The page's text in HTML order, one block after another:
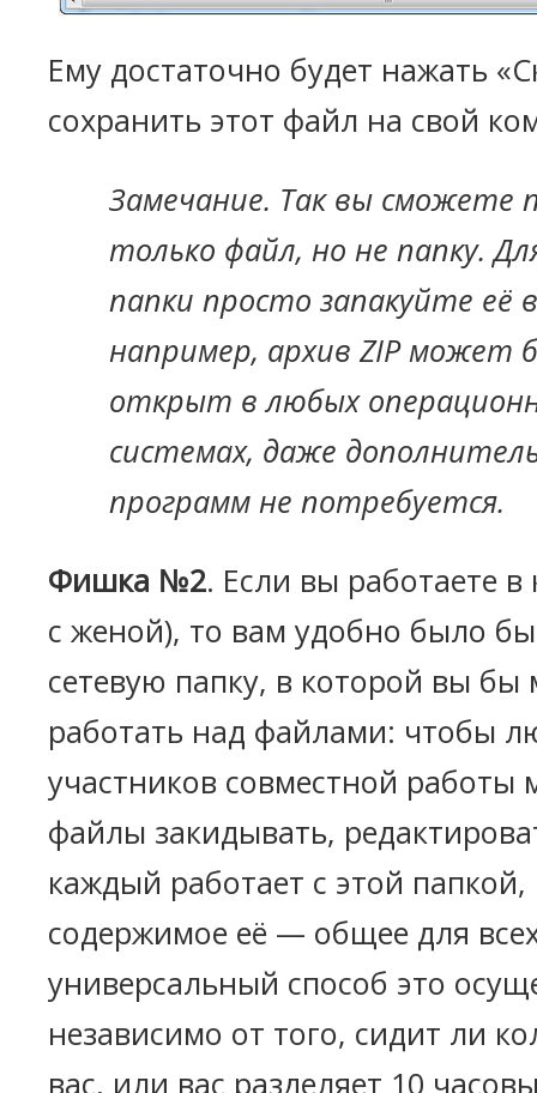
Ему достаточно будет нажать
сохранить этот файл на свой
Замечание. Так вы сможете
только файл, но не папку.
папки просто запакуйте её
например, архив ZIP может
открыт в любых
системах, даже
программ не потребуется.
Фишка №2. Если вы работаете
с женой), то вам удобно было
сетевую папку, в которой вы бы
работать над файлами: чтобы
участников совместной работы
файлы закидывать,
каждый работает с этой папкой,
содержимое её — общее для
универсальный способ это
независимо от того, сидит ли
вас, или вас разделяет 10